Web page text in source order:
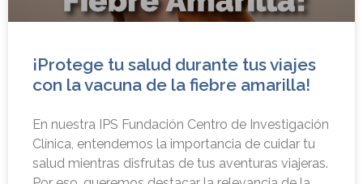
¡Protege tu salud durante tus viajes
con la vacuna de la fiebre amarilla!
En nuestra IPS Fundación Centro de Investigación
Clínica, entendemos la importancia de cuidar tu
salud mientras disfrutas de tus aventuras viajeras.